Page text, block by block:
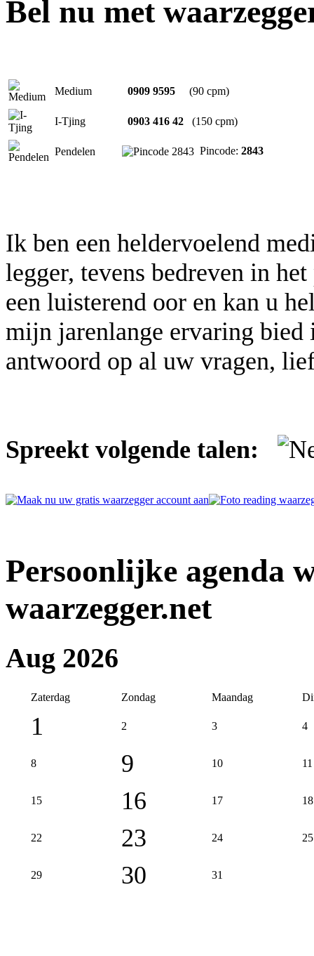
Bel nu met
Medium 0909 9595 (90 cpm)
I-Tjing 0903 416 42 (150 cpm)
Pendelen Pincode: 2843
Ik ben een heldervoelend
legger, tevens bedreven in
een luisterend oor en kan u
mijn jarenlange ervaring bied
antwoord op al uw vragen,
Spreekt volgende talen:
Persoonlijke agenda
waarzegger.net
Aug 2026
Zaterdag Zondag Maandag
1 2 3 4
8 9 10 11
15 16 17 18
22 23 24 25
29 30 31